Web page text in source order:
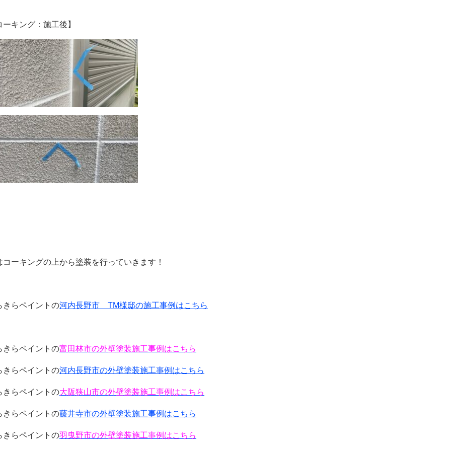
ーキング：施工後】
コーキングの上から塗装を行っていきます！
きらペイントの河内長野市 TM様邸の施工事例はこちら
きらペイントの富田林市の外壁塗装施工事例はこちら
きらペイントの河内長野市の外壁塗装施工事例はこちら
きらペイントの大阪狭山市の外壁塗装施工事例はこちら
きらペイントの藤井寺市の外壁塗装施工事例はこちら
きらペイントの羽曳野市の外壁塗装施工事例はこちら